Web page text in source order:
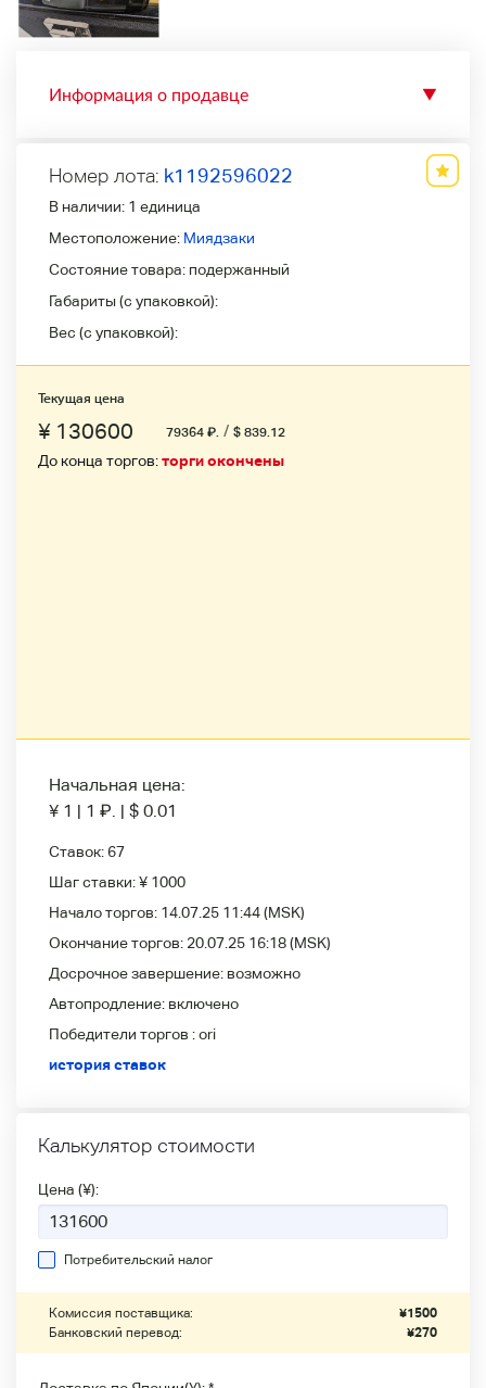
Информация о продавце ▼
Номер лота: k1192596022
В наличии: 1 единица
Местоположение: Миядзаки
Состояние товара: подержанный
Габариты (с упаковкой):
Вес (с упаковкой):
Текущая цена
¥ 130600 79364 ₽. / $ 839.12
До конца торгов:торги окончены
Начальная цена:
¥ 1 | 1 ₽. | $ 0.01
Ставок:67
Шаг ставки:¥ 1000
Начало торгов: 14.07.25 11:44(MSK)
Окончание торгов: 20.07.25 16:18(MSK)
Досрочное завершение: возможно
Автопродление: включено
Победители
торгов :ori
история ставок
Калькулятор стоимости
Цена (¥):
Потребительский налог
Комиссия поставщика: ¥1500
Банковский перевод:
¥270